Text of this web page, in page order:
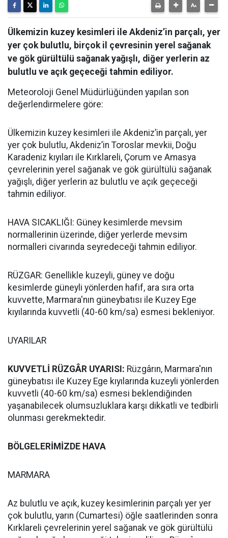
Ülkemizin kuzey kesimleri ile Akdeniz’in parçalı, yer
yer çok bulutlu, birçok il çevresinin yerel sağanak
ve gök gürültülü sağanak yağışlı, diğer yerlerin az
bulutlu ve açık geçeceği tahmin ediliyor.
Meteoroloji Genel Müdürlüğünden yapılan son
değerlendirmelere göre:
Ülkemizin kuzey kesimleri ile Akdeniz’in parçalı, yer
yer çok bulutlu, Akdeniz’in Toroslar mevkii, Doğu
Karadeniz kıyıları ile Kırklareli, Çorum ve Amasya
çevrelerinin yerel sağanak ve gök gürültülü sağanak
yağışlı, diğer yerlerin az bulutlu ve açık geçeceği
tahmin ediliyor.
HAVA SICAKLIĞI: Güney kesimlerde mevsim
normallerinin üzerinde, diğer yerlerde mevsim
normalleri civarında seyredeceği tahmin ediliyor.
RÜZGAR: Genellikle kuzeyli, güney ve doğu
kesimlerde güneyli yönlerden hafif, ara sıra orta
kuvvette, Marmara'nın güneybatısı ile Kuzey Ege
kıyılarında kuvvetli (40-60 km/sa) esmesi bekleniyor.
UYARILAR
KUVVETLİ RÜZGÂR UYARISI: Rüzgârın, Marmara'nın
güneybatısı ile Kuzey Ege kıyılarında kuzeyli yönlerden
kuvvetli (40-60 km/sa) esmesi beklendiğinden
yaşanabilecek olumsuzluklara karşı dikkatli ve tedbirli
olunması gerekmektedir.
BÖLGELERİMİZDE HAVA
MARMARA
Az bulutlu ve açık, kuzey kesimlerinin parçalı yer yer
çok bulutlu, yarın (Cumartesi) öğle saatlerinden sonra
Kırklareli çevrelerinin yerel sağanak ve gök gürültülü